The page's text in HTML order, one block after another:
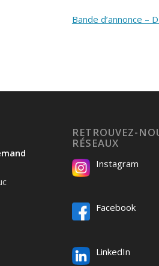
Bande d’annonce –
RETROUVEZ-
RÉSEAUX
Instagram
Facebook
LinkedIn